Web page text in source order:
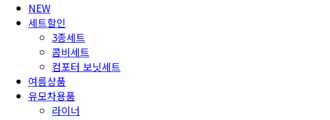
NEW
세트할인
3종세트
콤비세트
컴포터 보닛세트
여름상품
유모차용품
라이너